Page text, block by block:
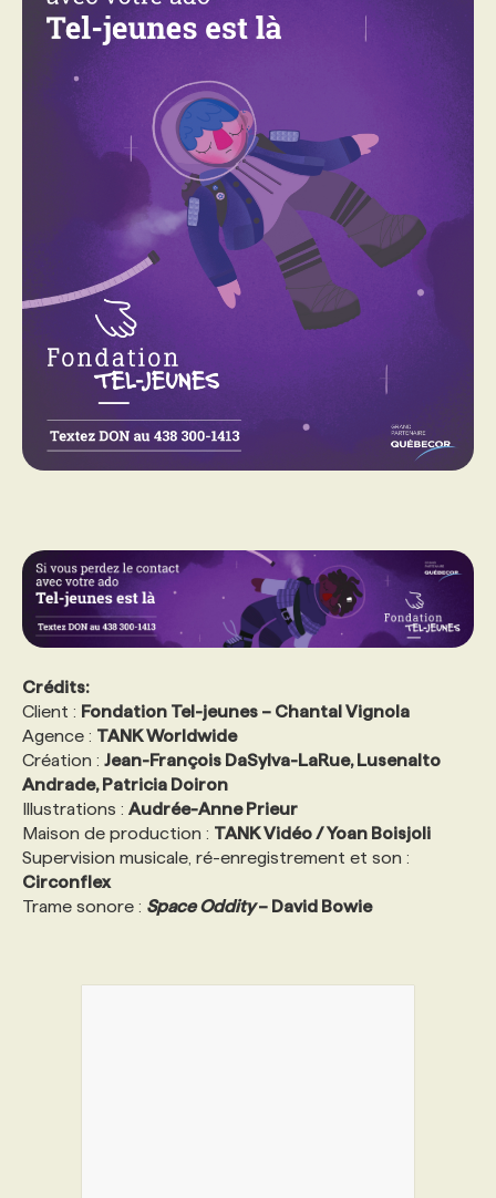
Crédits:
Client : Fondation Tel-jeunes – Chantal Vignola
Agence : TANK Worldwide
Création : Jean-François DaSylva-LaRue, Lusenalto
Andrade, Patricia Doiron
Illustrations : Audrée-Anne Prieur
Maison de production : TANK Vidéo / Yoan Boisjoli
Supervision musicale, ré-enregistrement et son :
Circonflex
Trame sonore : Space Oddity– David Bowie